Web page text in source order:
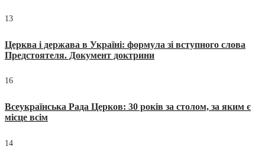
13
Церква і держава в Україні: формула зі вступного слова
Предстоятеля. Документ доктрини
16
Всеукраїнська Рада Церков: 30 років за столом, за яким є
місце всім
14